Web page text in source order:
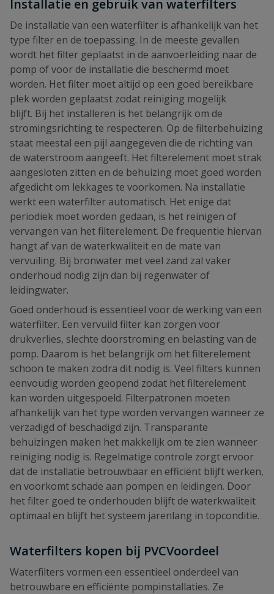
Installatie en gebruik van waterfilters
De installatie van een waterfilter is afhankelijk van het
type filter en de toepassing. In de meeste gevallen
wordt het filter geplaatst in de aanvoerleiding naar de
pomp of voor de installatie die beschermd moet
worden. Het filter moet altijd op een goed bereikbare
plek worden geplaatst zodat reiniging mogelijk
blijft. Bij het installeren is het belangrijk om de
stromingsrichting te respecteren. Op de filterbehuizing
staat meestal een pijl aangegeven die de richting van
de waterstroom aangeeft. Het filterelement moet strak
aangesloten zitten en de behuizing moet goed worden
afgedicht om lekkages te voorkomen. Na installatie
werkt een waterfilter automatisch. Het enige dat
periodiek moet worden gedaan, is het reinigen of
vervangen van het filterelement. De frequentie hiervan
hangt af van de waterkwaliteit en de mate van
vervuiling. Bij bronwater met veel zand zal vaker
onderhoud nodig zijn dan bij regenwater of
leidingwater.
Goed onderhoud is essentieel voor de werking van een
waterfilter. Een vervuild filter kan zorgen voor
drukverlies, slechte doorstroming en belasting van de
pomp. Daarom is het belangrijk om het filterelement
schoon te maken zodra dit nodig is. Veel filters kunnen
eenvoudig worden geopend zodat het filterelement
kan worden uitgespoeld. Filterpatronen moeten
afhankelijk van het type worden vervangen wanneer ze
verzadigd of beschadigd zijn. Transparante
behuizingen maken het makkelijk om te zien wanneer
reiniging nodig is. Regelmatige controle zorgt ervoor
dat de installatie betrouwbaar en efficiënt blijft werken,
en voorkomt schade aan pompen en leidingen. Door
het filter goed te onderhouden blijft de waterkwaliteit
optimaal en blijft het systeem jarenlang in topconditie.
Waterfilters kopen bij PVCVoordeel
Waterfilters vormen een essentieel onderdeel van
betrouwbare en efficiënte pompinstallaties. Ze